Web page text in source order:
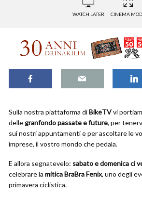
WATCH LATER CINEMA
Sulla nostra piattaforma diBikeTVvi
dellegranfondo passate e future, per
sui nostri appuntamenti e per ascoltare le
imprese, il vostro mondo che pedala.
E allora segnatevelo: sabato e domenica ci
celebrare la mitica BraBra Fenix, uno degli
primavera ciclistica.